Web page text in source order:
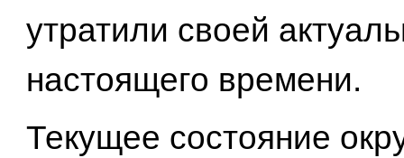
утратили своей
настоящего времени.
Текущее состояние